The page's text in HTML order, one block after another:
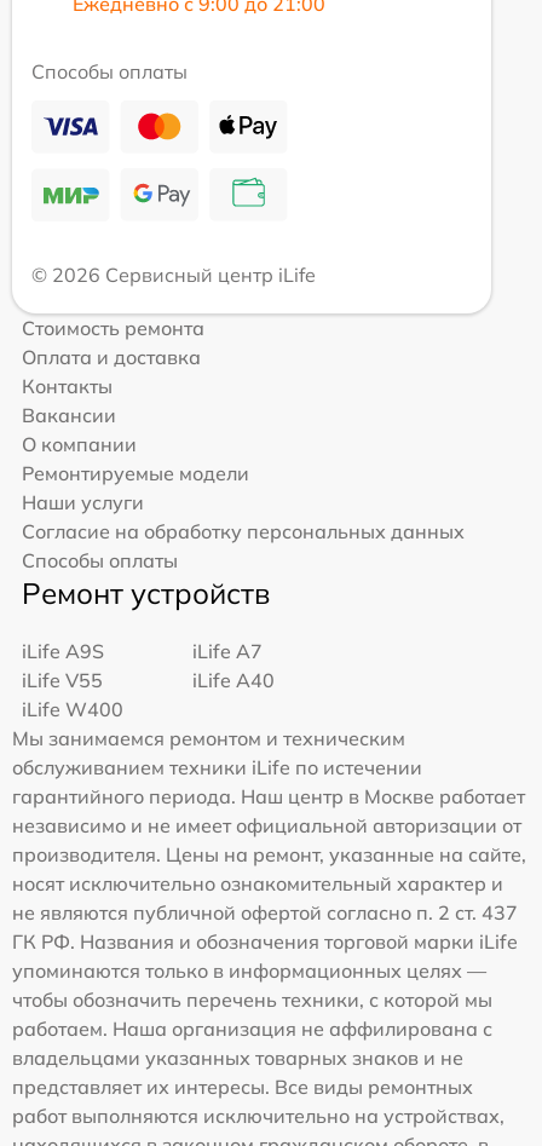
Способы оплаты
© 2026 Сервисный центр iLife
Стоимость ремонта
Оплата и доставка
Контакты
Вакансии
О компании
Ремонтируемые модели
Наши услуги
Согласие на обработку персональных данных
Способы оплаты
Ремонт устройств
iLife A9S
iLife A7
iLife V55
iLife A40
iLife W400
Мы занимаемся ремонтом и техническим
обслуживанием техники iLife по истечении
гарантийного периода. Наш центр в Москве работает
независимо и не имеет официальной авторизации от
производителя. Цены на ремонт, указанные на сайте,
носят исключительно ознакомительный характер и
не являются публичной офертой согласно п. 2 ст. 437
ГК РФ. Названия и обозначения торговой марки iLife
упоминаются только в информационных целях —
чтобы обозначить перечень техники, с которой мы
работаем. Наша организация не аффилирована с
владельцами указанных товарных знаков и не
представляет их интересы. Все виды ремонтных
работ выполняются исключительно на устройствах,